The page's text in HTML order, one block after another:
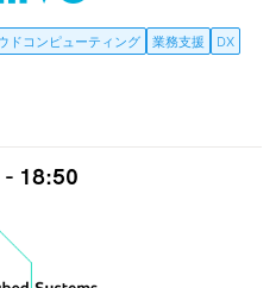
ドコンピューティング 業務支援
DX
- 18:50